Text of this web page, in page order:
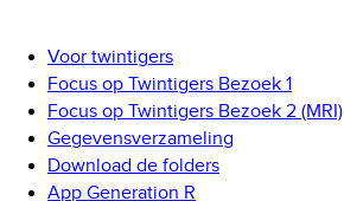
Voor twintigers
Focus op Twintigers Bezoek 1
Focus op Twintigers Bezoek 2 (MRI)
Gegevensverzameling
Download de folders
App Generation R